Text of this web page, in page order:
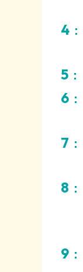
4 ：
5 ：
6 ：
7 ：
8 ：
9 ：